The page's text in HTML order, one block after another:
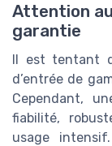
Attention
garantie
Il est tentant
d’entrée de
Cependant,
fiabilité,
usage